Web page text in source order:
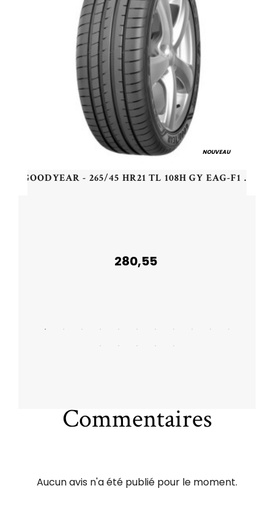
NOUVEAU
GOODYEAR - 265/45 HR21 TL 108H GY EAG-F1 AS3 SUV AO XL - 2654521 - CAB
280,55
Commentaires
Aucun avis n'a été publié pour le moment.